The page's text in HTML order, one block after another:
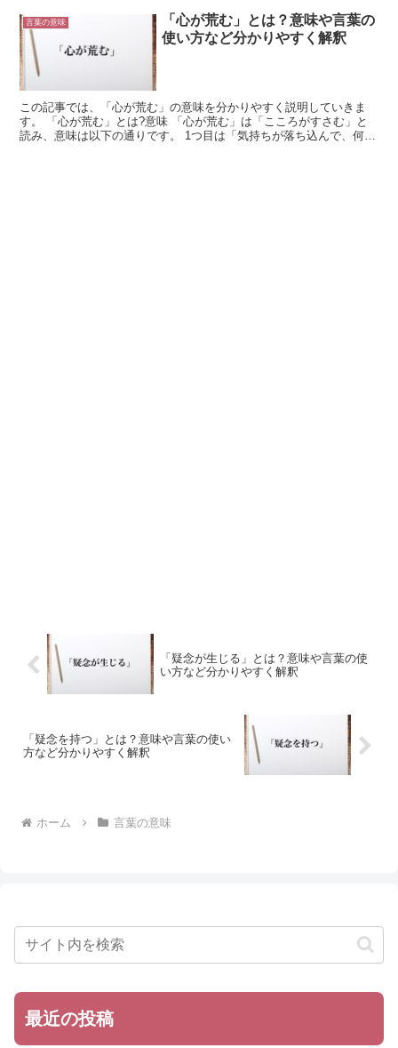
言葉の意味
「心が荒む」とは？意味や言葉の
使い方など分かりやすく解釈
この記事では、「心が荒む」の意味を分かりやすく説明していきま
す。 「心が荒む」とは?意味 「心が荒む」は「こころがすさむ」と
読み、意味は以下の通りです。 1つ目は「気持ちが落ち込んで、何で
「疑念が生じる」とは？意味や言葉の使
い方など分かりやすく解釈
「疑念を持つ」とは？意味や言葉の使い
方など分かりやすく解釈
ホーム 言葉の意味
最近の投稿